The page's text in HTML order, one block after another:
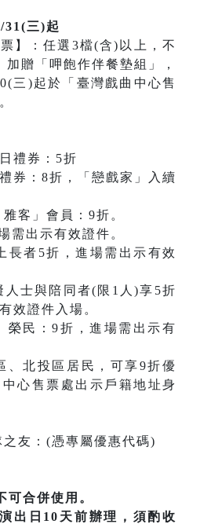
31(三)起
】：任選3檔(含)以上，不
贈「呷飽作伴餐墊組」，
三)起於「臺灣戲曲中心售
禮券：5折
券：8折，「戀戲家」入續
客」會員：9折。
需出示有效證件。
者5折，進場需出示有效
士與陪同者(限1人)享5折
效證件入場。
民：9折，進場需出示有
北投區居民，可享9折優
心售票處出示戶籍地址身
友：(憑專屬優惠代碼)
可合併使用。
出日10天前辦理，須酌收